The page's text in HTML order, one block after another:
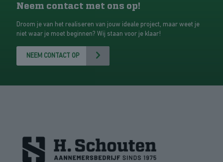
Neem contact met ons op!
Droom je van het realiseren van jouw ideale project, maar weet je
niet waar je moet beginnen? Wij staan voor je klaar!
NEEM CONTACT OP